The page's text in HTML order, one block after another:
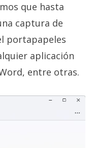
que hasta
captura de
portapapeles
aplicación
entre otras.